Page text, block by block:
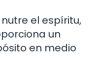
el espíritu,
un
en medio